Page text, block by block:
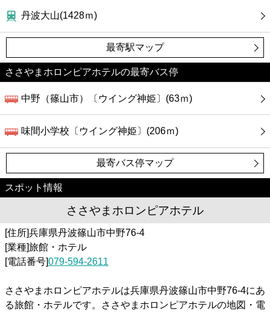
カフェ
銀行
ホテル
丹波大山(1428ｍ)
最寄駅マップ
ささやまホロンピアホテルの最寄バス停
中野（篠山市）〔ウイング神姫〕(63ｍ)
味間小学校〔ウイング神姫〕(206ｍ)
最寄バス停マップ
スポット情報
ささやまホロンピアホテル
[住所]兵庫県丹波篠山市中野76-4
[業種]旅館・ホテル
[電話番号]079-594-2611
ささやまホロンピアホテルは兵庫県丹波篠山市中野76-4にあ
る旅館・ホテルです。ささやまホロンピアホテルの地図・電